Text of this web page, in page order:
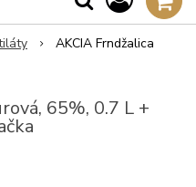
AKCIA Frndžalica
65%, 0.7 L +